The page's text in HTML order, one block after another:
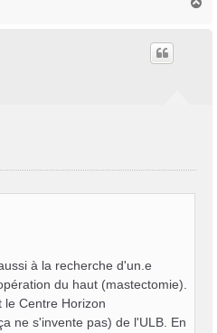
à la recherche d'un.e
du haut (mastectomie).
le Centre Horizon
ne s'invente pas) de l'ULB. En